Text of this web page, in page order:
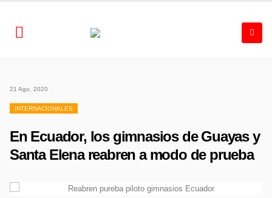
21 Ago, 2020
INTERNACIONALES
En Ecuador, los gimnasios de Guayas y
Santa Elena reabren a modo de prueba